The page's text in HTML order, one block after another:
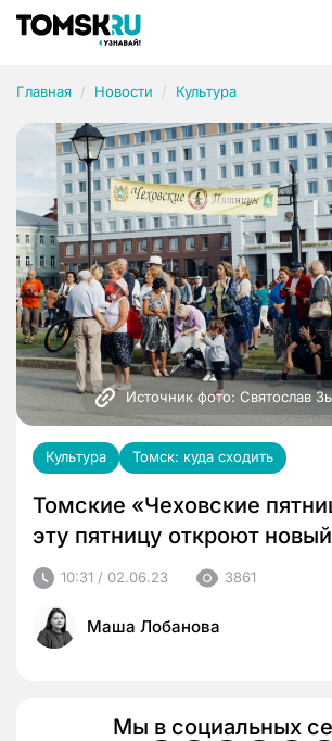
Главная Новости Культура
Источник фото: Святослав
Культура Томск: куда сходить
Томские «Чеховские
эту пятницу откроют
10:31 / 02.06.23 3861
Маша Лобанова
Мы в социальных